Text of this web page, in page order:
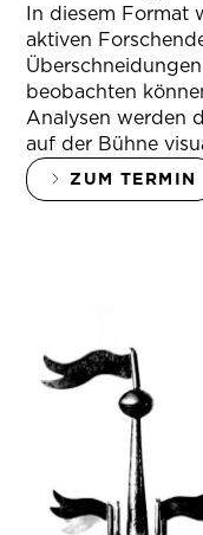
In diesem Format
aktiven
beobachten
Analysen werden
auf der Bühne
ZUM TERMIN